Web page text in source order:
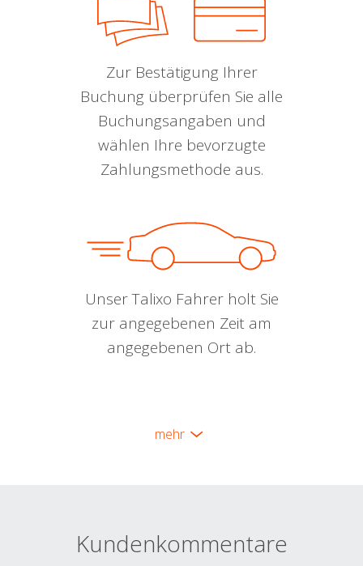
Zur Bestätigung Ihrer
Buchung überprüfen Sie alle
Buchungsangaben und
wählen Ihre bevorzugte
Zahlungsmethode aus.
Unser Talixo Fahrer holt Sie
zur angegebenen Zeit am
angegebenen Ort ab.
mehr
Kundenkommentare